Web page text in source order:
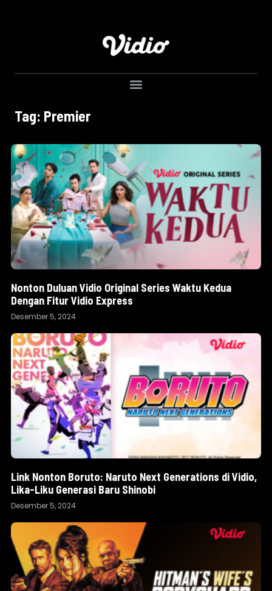
Tag: Premier
Nonton Duluan Vidio Original Series Waktu Kedua
Dengan Fitur Vidio Express
Desember 5, 2024
Link Nonton Boruto: Naruto Next Generations di Vidio,
Lika-Liku Generasi Baru Shinobi
Desember 5, 2024